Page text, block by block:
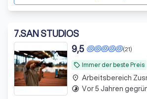
7.SAN STUDIOS
local_offer Immer der beste Preis
(21)
9,5
place Arbeitsbereich
timelapse Vor 5 Jahren